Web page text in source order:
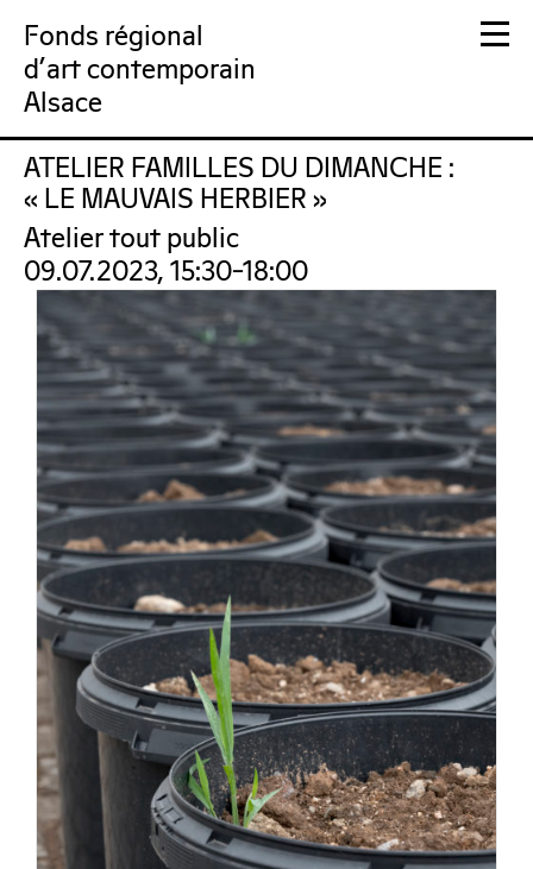
Fonds régional
d'art contemporain
Alsace
FRAC Alsace
ATELIER FAMILLES DU DIMANCHE :
« LE MAUVAIS HERBIER »
Atelier tout public
09.07.2023, 15:30–18:00